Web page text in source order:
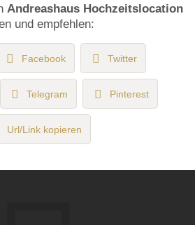
Andreashaus Hochzeitslocation
und empfehlen:
Facebook Twitter
Telegram Pinterest
Url/Link kopieren